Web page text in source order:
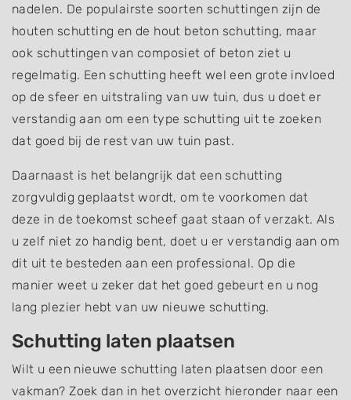
nadelen. De populairste soorten schuttingen zijn de
houten schutting en de hout beton schutting, maar
ook schuttingen van composiet of beton ziet u
regelmatig. Een schutting heeft wel een grote invloed
op de sfeer en uitstraling van uw tuin, dus u doet er
verstandig aan om een type schutting uit te zoeken
dat goed bij de rest van uw tuin past.
Daarnaast is het belangrijk dat een schutting
zorgvuldig geplaatst wordt, om te voorkomen dat
deze in de toekomst scheef gaat staan of verzakt. Als
u zelf niet zo handig bent, doet u er verstandig aan om
dit uit te besteden aan een professional. Op die
manier weet u zeker dat het goed gebeurt en u nog
lang plezier hebt van uw nieuwe schutting.
Schutting laten plaatsen
Wilt u een nieuwe schutting laten plaatsen door een
vakman? Zoek dan in het overzicht hieronder naar een